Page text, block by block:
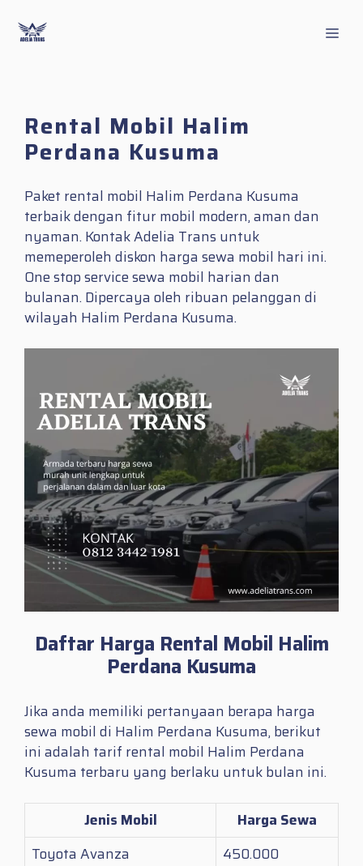
content
Rental Mobil Halim
Perdana Kusuma
Paket rental mobil Halim Perdana Kusuma
terbaik dengan fitur mobil modern, aman dan
nyaman. Kontak Adelia Trans untuk
memeperoleh diskon harga sewa mobil hari ini.
One stop service sewa mobil harian dan
bulanan. Dipercaya oleh ribuan pelanggan di
wilayah Halim Perdana Kusuma.
Daftar Harga Rental Mobil Halim
Perdana Kusuma
Jika anda memiliki pertanyaan berapa harga
sewa mobil di Halim Perdana Kusuma, berikut
ini adalah tarif rental mobil Halim Perdana
Kusuma terbaru yang berlaku untuk bulan ini.
Jenis Mobil
Harga Sewa
Toyota Avanza
450.000